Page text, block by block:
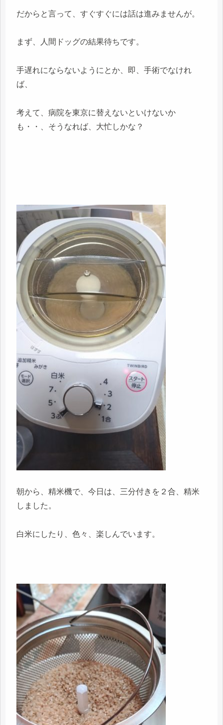
だからと言って、すぐすぐには話は進みませんが。
まず、人間ドッグの結果待ちです。
手遅れにならないようにとか、即、手術でなけれ
ば、
考えて、病院を東京に替えないといけないか
も・・、そうなれば、大忙しかな？
朝から、精米機で、今日は、三分付きを２合、精米
しました。
白米にしたり、色々、楽しんでいます。